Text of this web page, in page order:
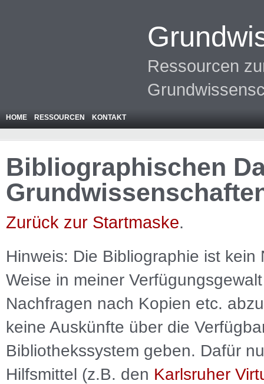
Ressourcen
HOME RESSOURCEN KONTAKT
Bibliographischen
Zurück zur Startmaske.
Hinweis: Die Bibliographie ist kein
Weise in meiner
Nachfragen nach Kopien etc.
keine Auskünfte über die
Bibliothekssystem geben. Dafür
Hilfsmittel (z.B. den Karlsruher